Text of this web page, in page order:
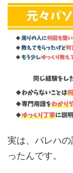
実は、パレハ
ったんです。